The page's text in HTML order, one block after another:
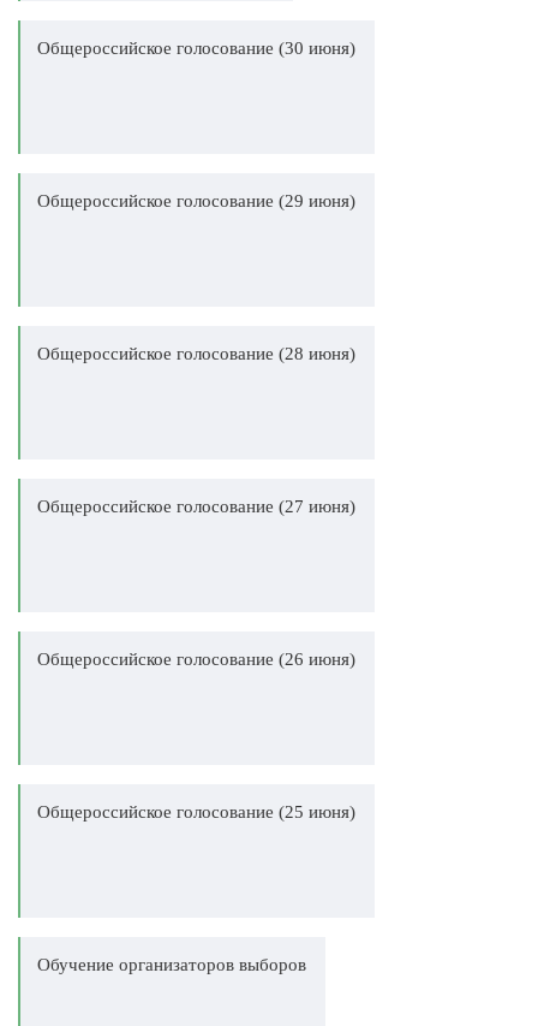
Общероссийское голосование (30 июня)
Общероссийское голосование (29 июня)
Общероссийское голосование (28 июня)
Общероссийское голосование (27 июня)
Общероссийское голосование (26 июня)
Общероссийское голосование (25 июня)
Обучение организаторов выборов